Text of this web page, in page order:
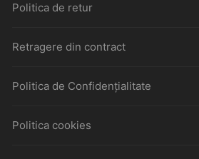
Politica de retur
Retragere din contract
Politica de Confidențialitate
Politica cookies